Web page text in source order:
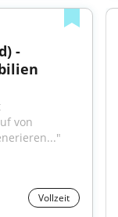
-
von
Vollzeit